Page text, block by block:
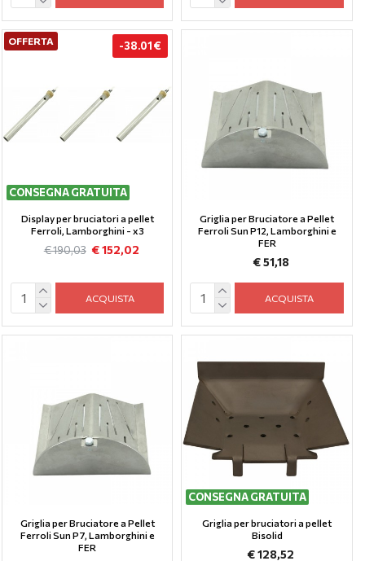
OFFERTA
CONSEGNA GRATUITA
-38.01 €
Display per bruciatori a pellet
Ferroli, Lamborghini - x3
€ 152,02
€ 190,03
ACQUISTA
Griglia per Bruciatore a Pellet
Ferroli Sun P12, Lamborghini e
FER
€ 51,18
ACQUISTA
Griglia per Bruciatore a Pellet
Ferroli Sun P7, Lamborghini e
FER
CONSEGNA GRATUITA
Griglia per bruciatori a pellet
Bisolid
€ 128,52